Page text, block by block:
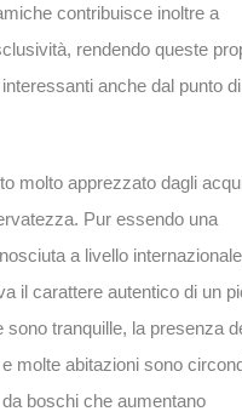
contribuisce inoltre a
rendendo queste
anche dal punto
molto apprezzato dagli
Pur essendo una
a livello
il carattere autentico di un
sono tranquille, la presenza
molte abitazioni sono
boschi che aumentano